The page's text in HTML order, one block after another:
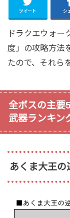
ツイート シ
ドラクエウォー
度」の攻略方法
たので、それら
全ボスの主要
武器ランキン
あくま大王